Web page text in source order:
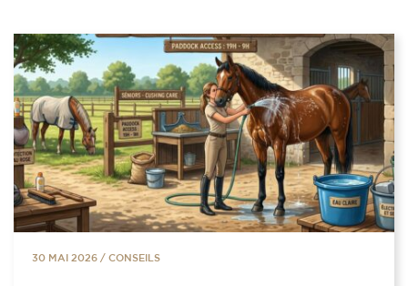
30 MAI 2026 / CONSEILS